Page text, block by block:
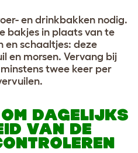
en drinkbakken nodig.
bakjes in plaats van te
en schaaltjes: deze
en morsen. Vervang bij
twee keer per
DAGELIJKS
VAN DE